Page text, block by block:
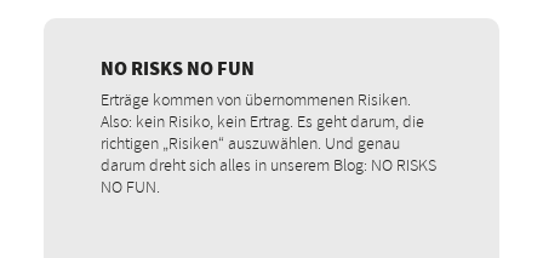
BEITRÄGE
NO RISKS NO FUN
Erträge kommen von übernommenen Risiken.
Also: kein Risiko, kein Ertrag. Es geht darum, die
richtigen „Risiken“ auszuwählen. Und genau
darum dreht sich alles in unserem Blog: NO RISKS
NO FUN.